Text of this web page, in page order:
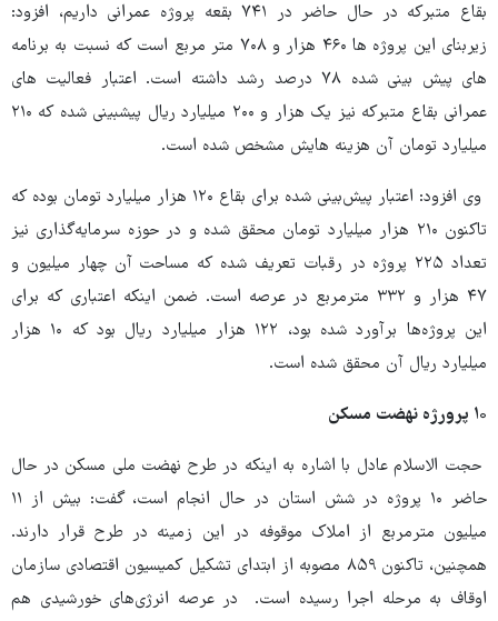
بقاع متبرکه در حال حاضر در ۷۴۱ بقعه پروژه عمرانی داریم، افزود:
زیربنای این پروژه ها ۴۶۰ هزار و ۷۰۸ متر مربع است که نسبت به برنامه
های پیش بینی شده ۷۸ درصد رشد داشته است. اعتبار فعالیت های
عمرانی بقاع متبرکه نیز یک هزار و ۲۰۰ میلیارد ریال پیشبینی شده که ۲۱۰
میلیارد تومان آن هزینه هایش مشخص شده است.
وی افزود: اعتبار پیش‌بینی شده برای بقاع ۱۲۰ هزار میلیارد تومان بوده که
تاکنون ۲۱۰ هزار میلیارد تومان محقق شده و در حوزه سرمایه‌گذاری نیز
تعداد ۲۲۵ پروژه در رقبات تعریف شده که مساحت آن چهار میلیون و
۴۷ هزار و ۳۳۲ مترمربع در عرصه است. ضمن اینکه اعتباری که برای
این پروژه‌ها برآورد شده بود، ۱۲۲ هزار میلیارد ریال بود که ۱۰ هزار
میلیارد ریال آن محقق شده است.
۱۰ پرورژه نهضت مسکن
حجت الاسلام عادل با اشاره به اینکه در طرح نهضت ملی مسکن در حال
حاضر ۱۰ پروژه در شش استان در حال انجام است، گفت: بیش از ۱۱
میلیون مترمربع از املاک موقوفه در این زمینه در طرح قرار دارند.
همچنین، تاکنون ۸۵۹ مصوبه از ابتدای تشکیل کمیسیون اقتصادی سازمان
اوقاف به مرحله اجرا رسیده است. در عرصه انرژی‌های خورشیدی هم